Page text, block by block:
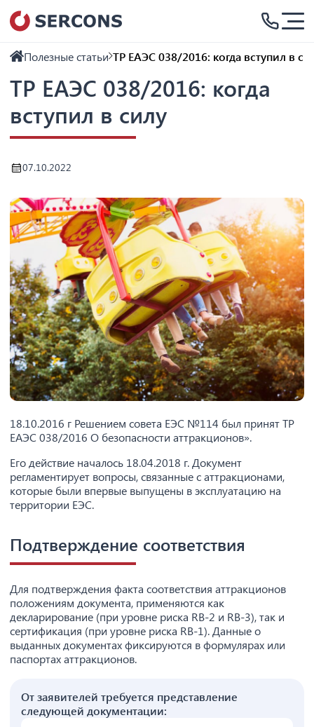
Полезные статьи ТР ЕАЭС 038/2016: когда вступил в
ТР ЕАЭС 038/2016: когда
вступил в силу
07.10.2022
18.10.2016 г Решением совета ЕЭС №114 был принят ТР
ЕАЭС 038/2016 О безопасности аттракционов».
Его действие началось 18.04.2018 г. Документ
регламентирует вопросы, связанные с аттракционами,
которые были впервые выпущены в эксплуатацию на
территории ЕЭС.
Подтверждение соответствия
Для подтверждения факта соответствия аттракционов
положениям документа, применяются как
декларирование (при уровне риска RB-2 и RB-3), так и
сертификация (при уровне риска RB-1). Данные о
выданных документах фиксируются в формулярах или
паспортах аттракционов.
От заявителей требуется представление
следующей документации: